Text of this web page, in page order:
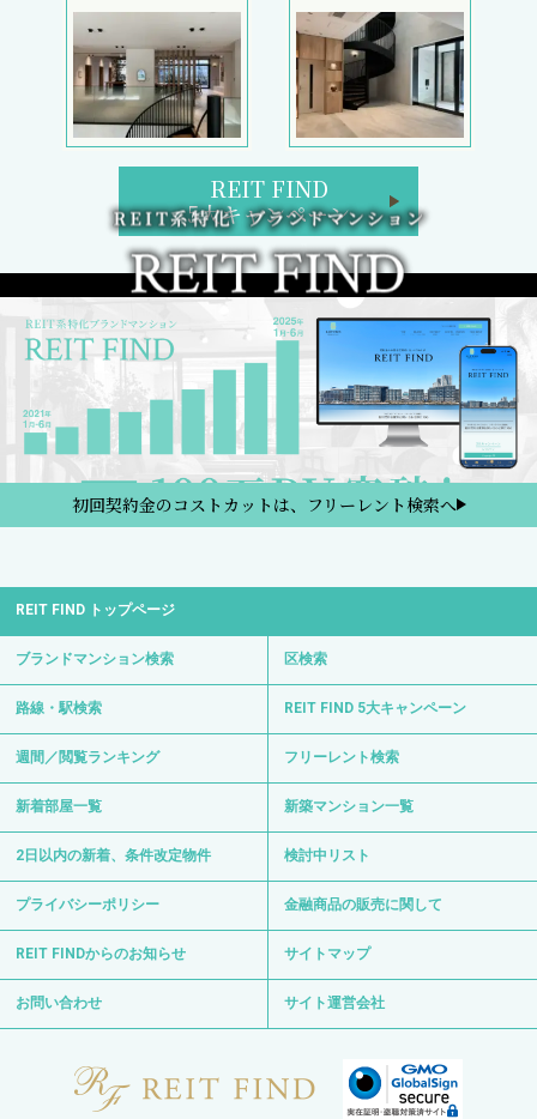
REIT FIND
5大キャンペーン
初回契約金のコストカットは、フリーレント検索へ
REIT FIND トップページ
ブランドマンション検索 区検索
路線・駅検索 REIT FIND 5大キャンペーン
週間／閲覧ランキング フリーレント検索
新着部屋一覧 新築マンション一覧
2日以内の新着、条件改定物件 検討中リスト
プライバシーポリシー 金融商品の販売に関して
REIT FINDからのお知らせ サイトマップ
お問い合わせ サイト運営会社